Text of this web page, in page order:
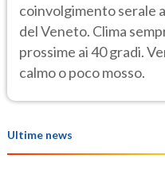
coinvolgimento serale
del Veneto. Clima
prossime ai 40 gradi.
calmo o poco mosso.
Ultime news